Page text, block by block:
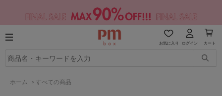
お気に入り ログイン カート
ホーム > すべての商品